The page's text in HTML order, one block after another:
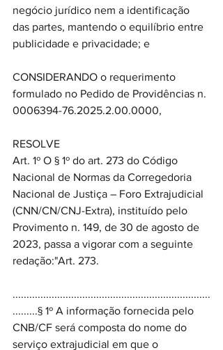
negócio jurídico nem a identificação
das partes, mantendo o equilíbrio entre
publicidade e privacidade; e
CONSIDERANDO o requerimento
formulado no Pedido de Providências n.
0006394-76.2025.2.00.0000,
RESOLVE
Art. 1º O § 1º do art. 273 do Código
Nacional de Normas da Corregedoria
Nacional de Justiça – Foro Extrajudicial
(CNN/CN/CNJ-Extra), instituído pelo
Provimento n. 149, de 30 de agosto de
2023, passa a vigorar com a seguinte
redação:"Art. 273.
.......................................................................
.........§ 1º A informação fornecida pelo
CNB/CF será composta do nome do
serviço extrajudicial em que o